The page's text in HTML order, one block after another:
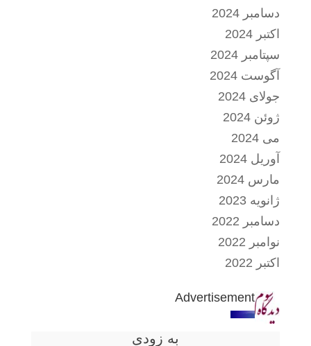
دسامبر 2024
اکتبر 2024
سپتامبر 2024
آگوست 2024
جولای 2024
ژوئن 2024
می 2024
آوریل 2024
مارس 2024
ژانویه 2023
دسامبر 2022
نوامبر 2022
اکتبر 2022
Advertisement
به زودی